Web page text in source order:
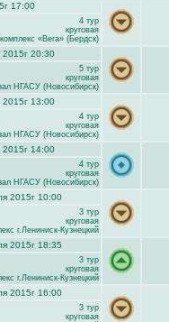
17:00
4 тур
круговая
«Вега» (Бердск)
2015г 20:30
5 тур
круговая
НГАСУ (Новосибирск)
2015г 13:00
4 тур
круговая
НГАСУ (Новосибирск)
2015г 14:00
4 тур
круговая
НГАСУ (Новосибирск)
2015г 10:00
3 тур
круговая
г.Лениниск-Кузнецкий
2015г 18:35
3 тур
круговая
г.Лениниск-Кузнецкий
2015г 16:00
3 тур
круговая